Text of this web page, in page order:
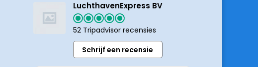
LuchthavenExpress BV
52 Tripadvisor recensies
Schrijf een recensie